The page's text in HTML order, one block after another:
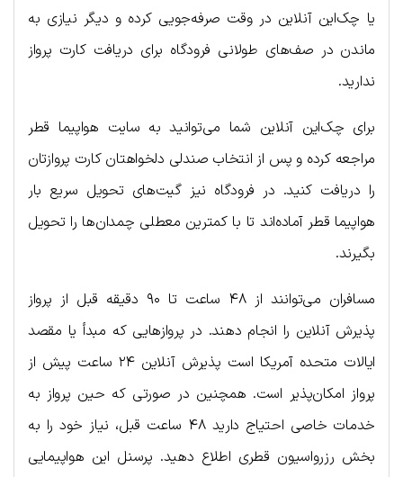
یا چک‌این آنلاین در وقت صرفه‌جویی کرده و دیگر نیازی به
ماندن در صف‌های طولانی فرودگاه برای دریافت کارت پرواز
ندارید.
برای چک‌این آنلاین شما می‌توانید به سایت هواپیما قطر
مراجعه کرده و پس از انتخاب صندلی دلخواهتان کارت پروازتان
را دریافت کنید. در فرودگاه نیز گیت‌های تحویل سریع بار
هواپیما قطر آماده‌اند تا با کمترین معطلی چمدان‌ها را تحویل
بگیرند.
مسافران می‌توانند از ۴۸ ساعت تا ۹۰ دقیقه قبل از پرواز
پذیرش آنلاین را انجام دهند. در پروازهایی که مبدأ یا مقصد
ایالات متحده آمریکا است پذیرش آنلاین ۲۴ ساعت پیش از
پرواز امکان‌پذیر است. همچنین در صورتی که حین پرواز به
خدمات خاصی احتیاج دارید ۴۸ ساعت قبل، نیاز خود را به
بخش رزرواسیون قطری اطلاع دهید. پرسنل این هواپیمایی